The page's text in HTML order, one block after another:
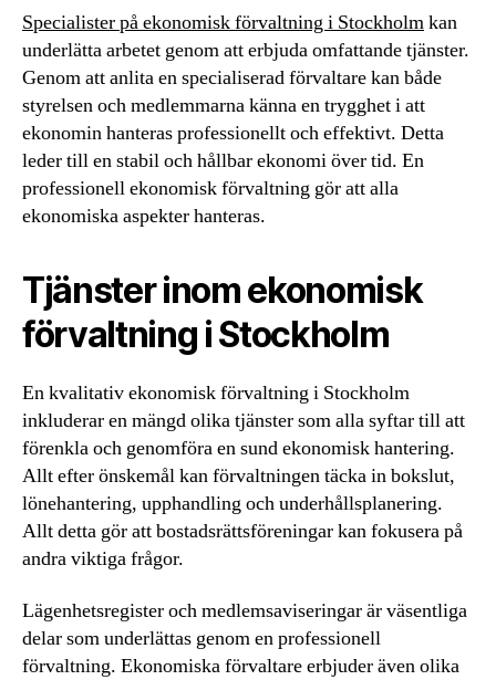
Specialister på ekonomisk förvaltning i Stockholmkan
underlätta arbetet genom att erbjuda omfattande tjänster.
Genom att anlita en specialiserad förvaltare kan både
styrelsen och medlemmarna känna en trygghet i att
ekonomin hanteras professionellt och effektivt. Detta
leder till en stabil och hållbar ekonomi över tid. En
professionell ekonomisk förvaltning gör att alla
ekonomiska aspekter hanteras.
Tjänster inom ekonomisk
förvaltning i Stockholm
En kvalitativ ekonomisk förvaltning i Stockholm
inkluderar en mängd olika tjänster som alla syftar till att
förenkla och genomföra en sund ekonomisk hantering.
Allt efter önskemål kan förvaltningen täcka in bokslut,
lönehantering, upphandling och underhållsplanering.
Allt detta gör att bostadsrättsföreningar kan fokusera på
andra viktiga frågor.
Lägenhetsregister och medlemsaviseringar är väsentliga
delar som underlättas genom en professionell
förvaltning. Ekonomiska förvaltare erbjuder även olika